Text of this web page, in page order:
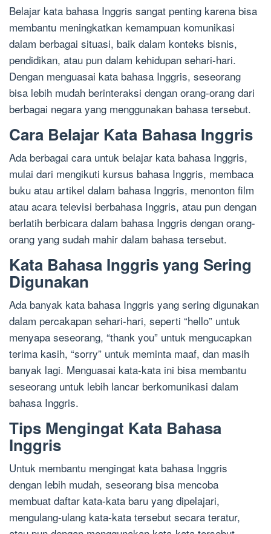
Belajar kata bahasa Inggris sangat penting karena bisa
membantu meningkatkan kemampuan komunikasi
dalam berbagai situasi, baik dalam konteks bisnis,
pendidikan, atau pun dalam kehidupan sehari-hari.
Dengan menguasai kata bahasa Inggris, seseorang
bisa lebih mudah berinteraksi dengan orang-orang dari
berbagai negara yang menggunakan bahasa tersebut.
Cara Belajar Kata Bahasa Inggris
Ada berbagai cara untuk belajar kata bahasa Inggris,
mulai dari mengikuti kursus bahasa Inggris, membaca
buku atau artikel dalam bahasa Inggris, menonton film
atau acara televisi berbahasa Inggris, atau pun dengan
berlatih berbicara dalam bahasa Inggris dengan orang-
orang yang sudah mahir dalam bahasa tersebut.
Kata Bahasa Inggris yang Sering
Digunakan
Ada banyak kata bahasa Inggris yang sering digunakan
dalam percakapan sehari-hari, seperti “hello” untuk
menyapa seseorang, “thank you” untuk mengucapkan
terima kasih, “sorry” untuk meminta maaf, dan masih
banyak lagi. Menguasai kata-kata ini bisa membantu
seseorang untuk lebih lancar berkomunikasi dalam
bahasa Inggris.
Tips Mengingat Kata Bahasa
Inggris
Untuk membantu mengingat kata bahasa Inggris
dengan lebih mudah, seseorang bisa mencoba
membuat daftar kata-kata baru yang dipelajari,
mengulang-ulang kata-kata tersebut secara teratur,